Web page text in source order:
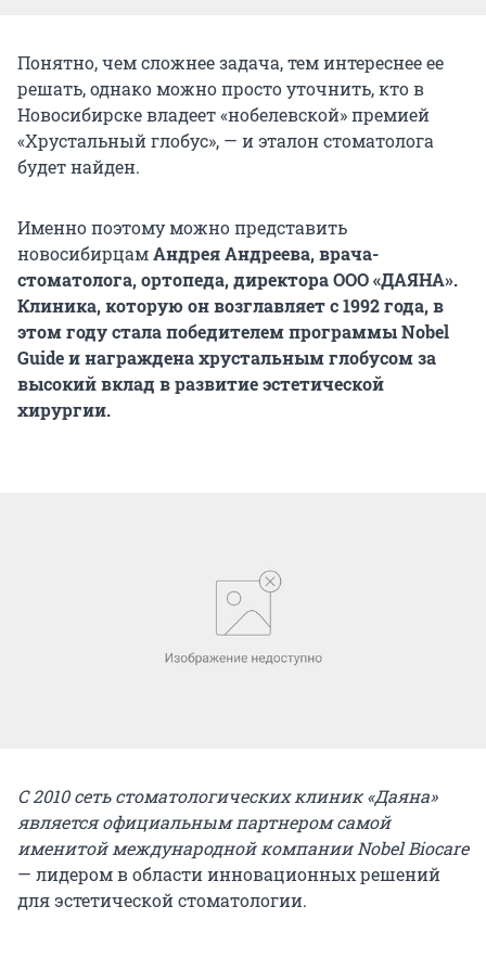
Понятно, чем сложнее задача, тем интереснее ее
решать, однако можно просто уточнить, кто в
Новосибирске владеет «нобелевской» премией
«Хрустальный глобус», — и эталон стоматолога
будет найден.
Именно поэтому можно представить
новосибирцамАндрея Андреева, врача-
стоматолога, ортопеда, директора ООО «ДАЯНА».
Клиника, которую он возглавляет с 1992 года, в
этом году стала победителем программы Nobel
Guide и награждена хрустальным глобусом за
высокий вклад в развитие эстетической
хирургии.
С 2010 сеть стоматологических клиник «Даяна»
является официальным партнером самой
именитой международной компании Nobel Biocare
— лидером в области инновационных решений
для эстетической стоматологии.